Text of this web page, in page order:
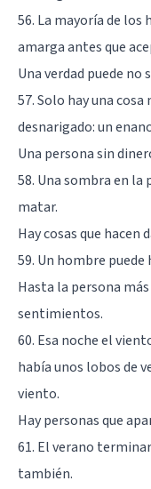
56. La mayoría de
amarga antes que
Una verdad puede no
57. Solo hay una
desnarigado: un
Una persona sin
58. Una sombra en la
matar.
Hay cosas que hacen
59. Un hombre
Hasta la persona
sentimientos.
60. Esa noche el
había unos lobos de
viento.
Hay personas que
61. El verano
también.